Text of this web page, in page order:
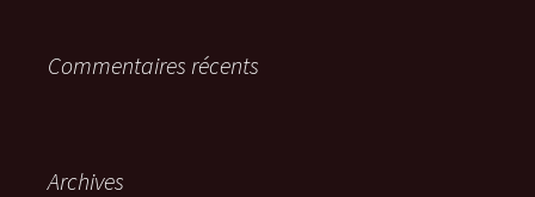
:Commentaires récents
Archives